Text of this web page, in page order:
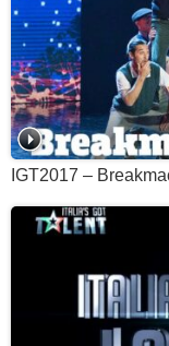
IGT2017 –